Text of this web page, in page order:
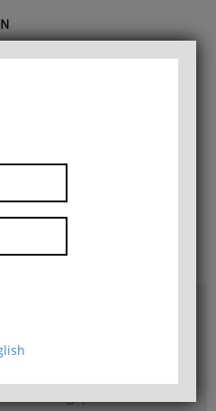
de philosophie